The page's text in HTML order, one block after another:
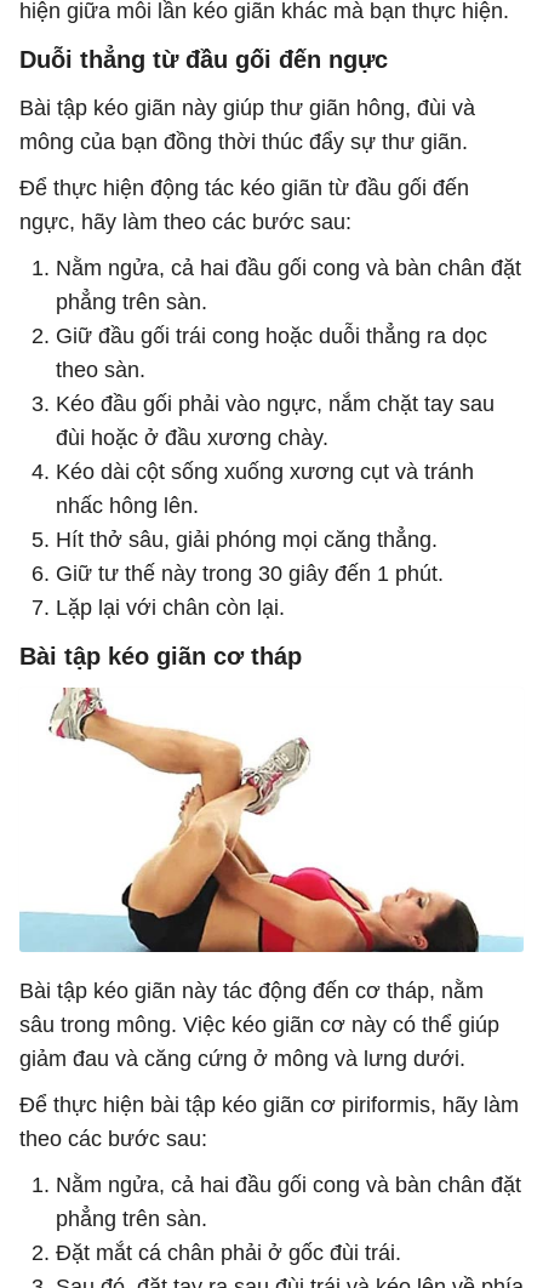
hiện giữa mỗi lần kéo giãn khác mà bạn thực hiện.
Duỗi thẳng từ đầu gối đến ngực
Bài tập kéo giãn này giúp thư giãn hông, đùi và
mông của bạn đồng thời thúc đẩy sự thư giãn.
Để thực hiện động tác kéo giãn từ đầu gối đến
ngực, hãy làm theo các bước sau:
Nằm ngửa, cả hai đầu gối cong và bàn chân đặt
phẳng trên sàn.
Giữ đầu gối trái cong hoặc duỗi thẳng ra dọc
theo sàn.
Kéo đầu gối phải vào ngực, nắm chặt tay sau
đùi hoặc ở đầu xương chày.
Kéo dài cột sống xuống xương cụt và tránh
nhấc hông lên.
Hít thở sâu, giải phóng mọi căng thẳng.
Giữ tư thế này trong 30 giây đến 1 phút.
Lặp lại với chân còn lại.
Bài tập kéo giãn cơ tháp
Bài tập kéo giãn này tác động đến cơ tháp, nằm
sâu trong mông. Việc kéo giãn cơ này có thể giúp
giảm đau và căng cứng ở mông và lưng dưới.
Để thực hiện bài tập kéo giãn cơ piriformis, hãy làm
theo các bước sau:
Nằm ngửa, cả hai đầu gối cong và bàn chân đặt
phẳng trên sàn.
Đặt mắt cá chân phải ở gốc đùi trái.